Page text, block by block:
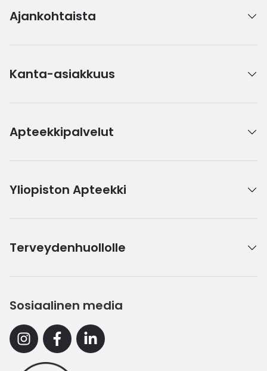
Ajankohtaista
Kanta-asiakkuus
Apteekkipalvelut
Yliopiston Apteekki
Terveydenhuollolle
Sosiaalinen media
InstagramFacebookLinkedin